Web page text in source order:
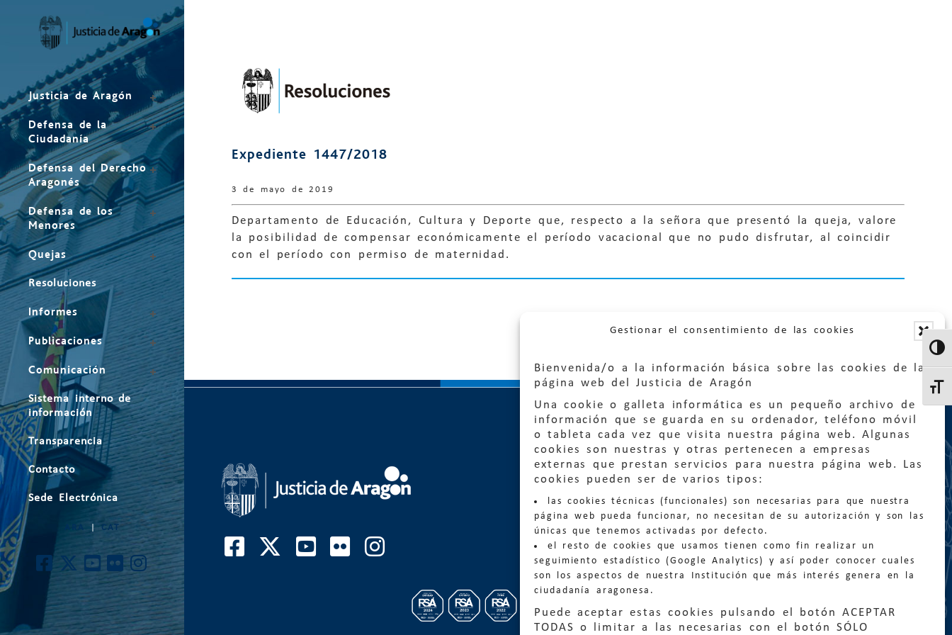
Gestionar el consentimiento de las cookies
Bienvenida/o a la información básica sobre las cookies de la
página web del Justicia de Aragón
Una cookie o galleta informática es un pequeño archivo de
información que se guarda en su ordenador, teléfono móvil
o tableta cada vez que visita nuestra página web. Algunas
cookies son nuestras y otras pertenecen a empresas
externas que prestan servicios para nuestra página web. Las
cookies pueden ser de varios tipos:
las cookies técnicas (funcionales) son necesarias para que nuestra
página web pueda funcionar, no necesitan de su autorización y son las
únicas que tenemos activadas por defecto.
el resto de cookies que usamos tienen como fin realizar un
seguimiento estadístico (Google Analytics) y así poder conocer cuales
son los aspectos de nuestra Institución que más interés genera en la
ciudadanía aragonesa.
Puede aceptar estas cookies pulsando el botón ACEPTAR
TODAS o limitar a las necesarias con el botón SÓLO
Justicia de Aragón
Defensa de la
Ciudadanía
Defensa del Derecho
Aragonés
Defensa de los
Menores
Quejas
Resoluciones
Informes
Publicaciones
Comunicación
Sistema interno de
información
Transparencia
Contacto
Sede Electrónica
|CAT
Expediente 1447/2018
3 de mayo de 2019
Departamento de Educación, Cultura y Deporte que, respecto a la señora que presentó la queja, valore
la posibilidad de compensar económicamente el período vacacional que no pudo disfrutar, al coincidir
con el período con permiso de maternidad.
Quejas:quejas@eljusticiadearagon.es
Información general:
informacion@eljusticiadearagon.es
Teléfonos: 900 210 210/ 976 399 354